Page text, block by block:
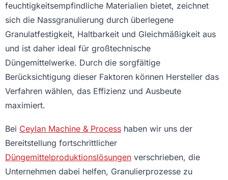
feuchtigkeitsempfindliche Materialien bietet, zeichnet
sich die Nassgranulierung durch überlegene
Granulatfestigkeit, Haltbarkeit und Gleichmäßigkeit aus
und ist daher ideal für großtechnische
Düngemittelwerke. Durch die sorgfältige
Berücksichtigung dieser Faktoren können Hersteller das
Verfahren wählen, das Effizienz und Ausbeute
maximiert.
Bei Ceylan Machine & Process haben wir uns der
Bereitstellung fortschrittlicher
Düngemittelproduktionslösungen verschrieben, die
Unternehmen dabei helfen, Granulierprozesse zu